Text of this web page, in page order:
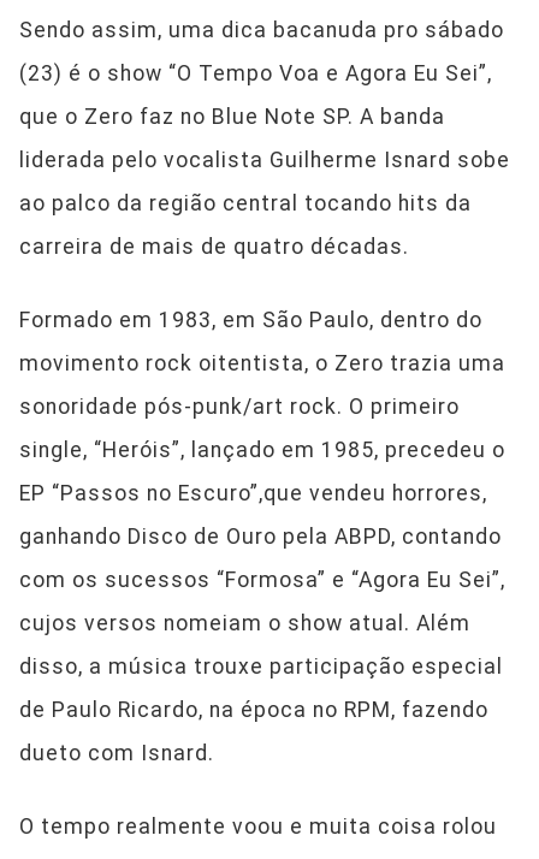
Sendo assim, uma dica bacanuda pro sábado
(23) é o show “O Tempo Voa e Agora Eu Sei”,
que o Zero faz no Blue Note SP. A banda
liderada pelo vocalista Guilherme Isnard sobe
ao palco da região central tocando hits da
carreira de mais de quatro décadas.
Formado em 1983, em São Paulo, dentro do
movimento rock oitentista, o Zero trazia uma
sonoridade pós-punk/art rock. O primeiro
single, “Heróis”, lançado em 1985, precedeu o
EP “Passos no Escuro”,que vendeu horrores,
ganhando Disco de Ouro pela ABPD, contando
com os sucessos “Formosa” e “Agora Eu Sei”,
cujos versos nomeiam o show atual. Além
disso, a música trouxe participação especial
de Paulo Ricardo, na época no RPM, fazendo
dueto com Isnard.
O tempo realmente voou e muita coisa rolou